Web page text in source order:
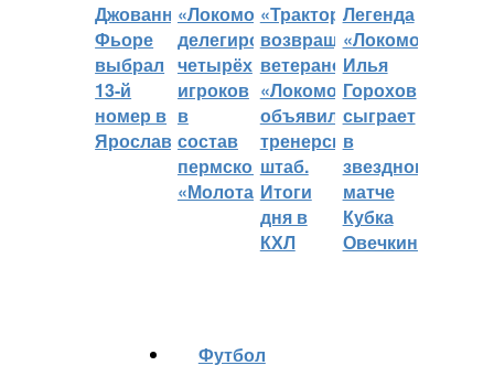
Джованни
Фьоре
выбрал
13-й
номер в
Ярославле
«Локомотив»
делегировал
четырёх
игроков
в
состав
пермского
«Молота»
«Трактор»
возвращает
ветеранов,
«Локомотив»
объявил
тренерский
штаб.
Итоги
дня в
КХЛ
Легенда
«Локомотива»
Илья
Горохов
сыграет
в
звездном
матче
Кубка
Овечкина
Футбол